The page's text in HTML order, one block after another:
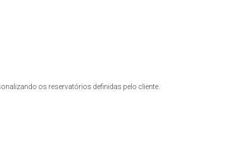
os reservatórios definidas pelo cliente.